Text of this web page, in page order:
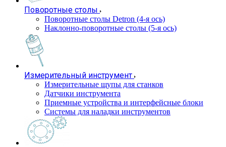
Поворотные столы
Поворотные столы Detron (4-я ось)
Наклонно-поворотные столы (5-я ось)
Измерительный инструмент
Измерительные щупы для станков
Датчики инструмента
Приемные устройства и интерфейсные блоки
Системы для наладки инструментов